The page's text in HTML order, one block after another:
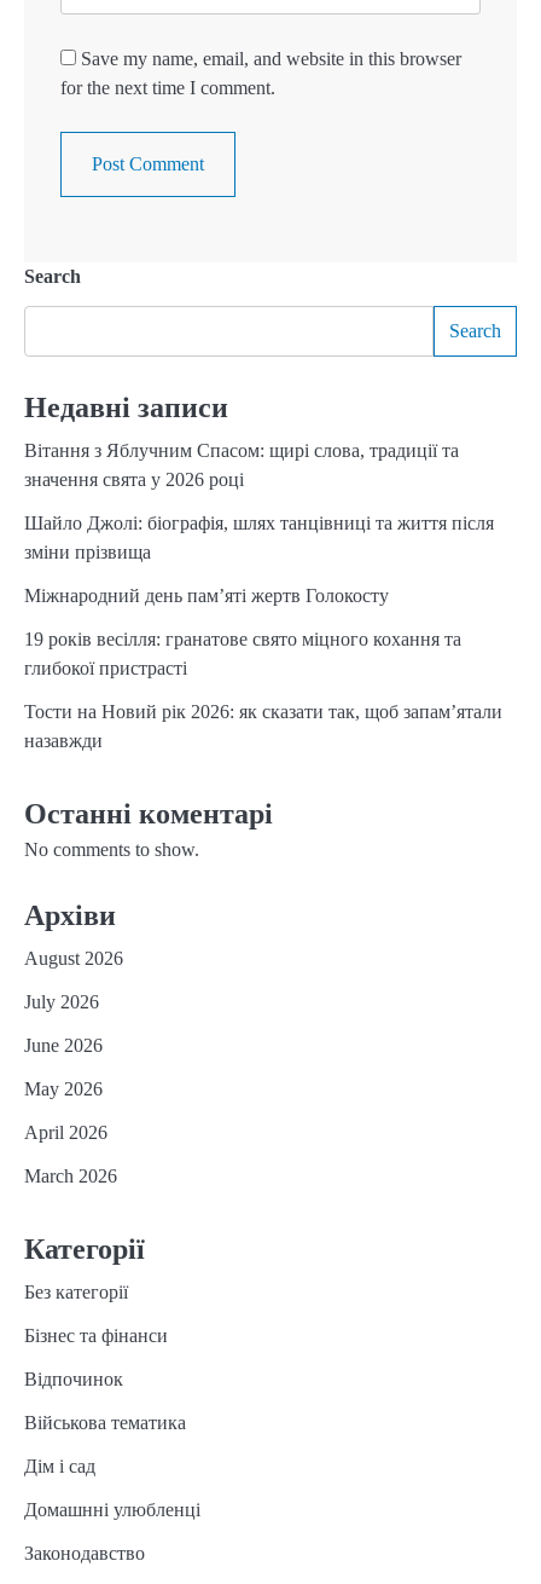
Save my name, email, and website in this browser
for the next time I comment.
Search
Search
Недавні записи
Вітання з Яблучним Спасом: щирі слова, традиції та
значення свята у 2026 році
Шайло Джолі: біографія, шлях танцівниці та життя після
зміни прізвища
Міжнародний день пам’яті жертв Голокосту
19 років весілля: гранатове свято міцного кохання та
глибокої пристрасті
Тости на Новий рік 2026: як сказати так, щоб запам’ятали
назавжди
Останні коментарі
No comments to show.
Архіви
August 2026
July 2026
June 2026
May 2026
April 2026
March 2026
Категорії
Без категорії
Бізнес та фінанси
Відпочинок
Військова тематика
Дім і сад
Домашнні улюбленці
Законодавство